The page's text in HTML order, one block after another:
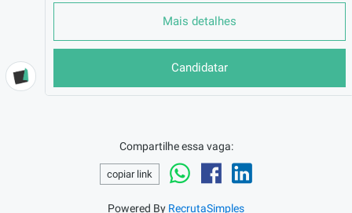
Vale Refeição
Assistência Médica
DESCRIÇÃO
qualidade, e gestão de equipe.
REQUISITOS
Candidatar
Mais detalhes
Compartilhe essa vaga:
copiar link
Powered By RecrutaSimples